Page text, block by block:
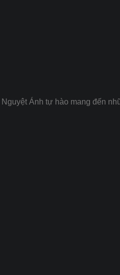
Ánh tự hào mang đến